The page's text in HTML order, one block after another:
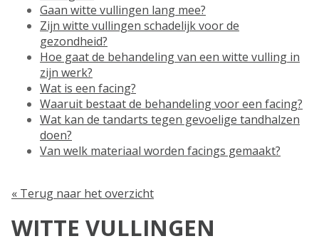
Gaan witte vullingen lang mee?
Zijn witte vullingen schadelijk voor de
gezondheid?
Hoe gaat de behandeling van een witte vulling in
zijn werk?
Wat is een facing?
Waaruit bestaat de behandeling voor een facing?
Wat kan de tandarts tegen gevoelige tandhalzen
doen?
Van welk materiaal worden facings gemaakt?
« Terug naar het overzicht
WITTE VULLINGEN